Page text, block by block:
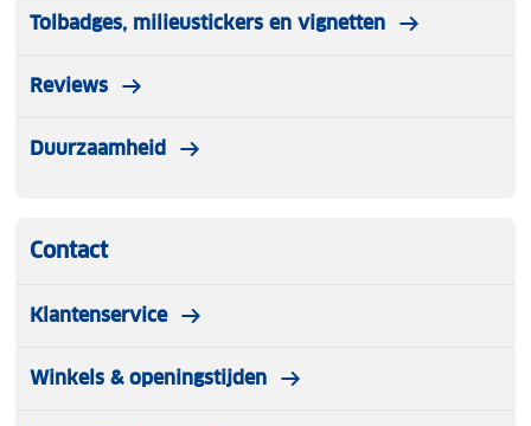
Tolbadges, milieustickers en vignetten
Reviews
Duurzaamheid
Contact
Klantenservice
Winkels & openingstijden